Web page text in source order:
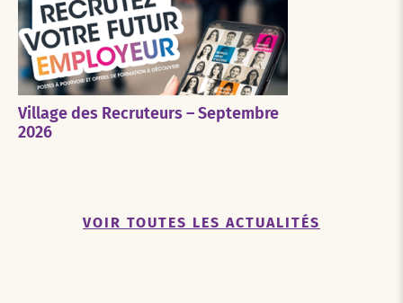
Village des Recruteurs – Septembre
2026
VOIR TOUTES LES ACTUALITÉS